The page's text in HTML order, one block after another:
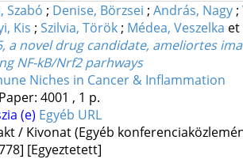
Szabó ; Denise, Börzsei ; András, Nagy ;
Kis ; Szilvia, Török ; Médea, Veszelka et
a novel drug candidate, ameliortes
NF-kB/Nrf2 parhways
Niches in Cancer & Inflammation
Paper: 4001 , 1 p.
(e) Egyéb URL
/ Kivonat (Egyéb
[Egyeztetett]